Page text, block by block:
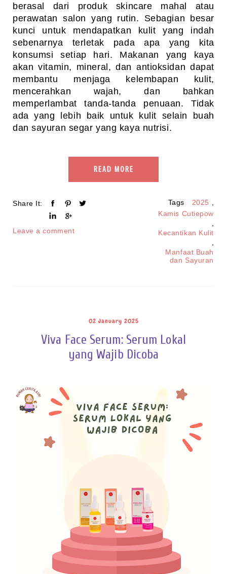
berasal dari produk skincare mahal atau
perawatan salon yang rutin. Sebagian besar
kunci untuk mendapatkan kulit yang indah
sebenarnya terletak pada apa yang kita
konsumsi setiap hari. Makanan yang kaya
akan vitamin, mineral, dan antioksidan dapat
membantu menjaga kelembapan kulit,
mencerahkan wajah, dan bahkan
memperlambat tanda-tanda penuaan. Tidak
ada yang lebih baik untuk kulit selain buah
dan sayuran segar yang kaya nutrisi.
READ MORE
Share It:
Leave a comment
Tags 2025
Kamis Cutiepow
Kecantikan Kulit
Manfaat Buah
dan Sayuran
02 January 2025
Viva Face Serum: Serum Lokal
yang Wajib Dicoba